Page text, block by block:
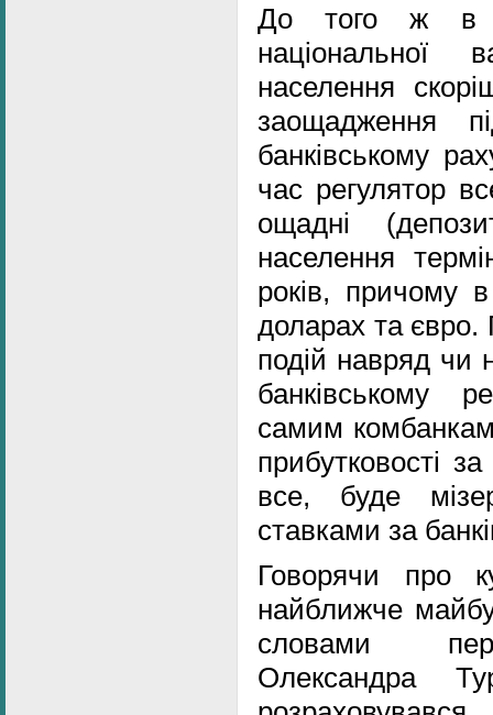
До того ж в
населення
заощадження
банківському
час регулятор
ощадні
населення
років, причому
доларах та євро.
подій навряд чи
банківському
самим
прибутковості
все, буде
ставками за
Говорячи про
найближче
словами
Олександра